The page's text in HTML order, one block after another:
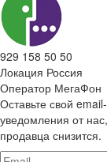
929 158 50 50
Локация Россия
Оператор МегаФон
Оставьте свой
уведомления от
продавца снизится.